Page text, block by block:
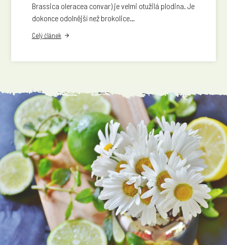
Brassica oleracea convar) je velmi otužilá plodina. Je
dokonce odolnější než brokolice…
Celý článek